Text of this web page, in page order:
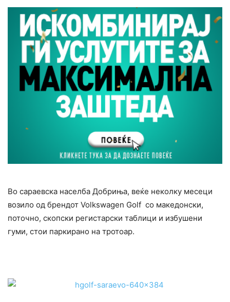
Во сараевска населба Добриња, веќе неколку месеци
возило од брендот Volkswagen Golf со македонски,
поточно, скопски регистарски таблици и избушени
гуми, стои паркирано на тротоар.